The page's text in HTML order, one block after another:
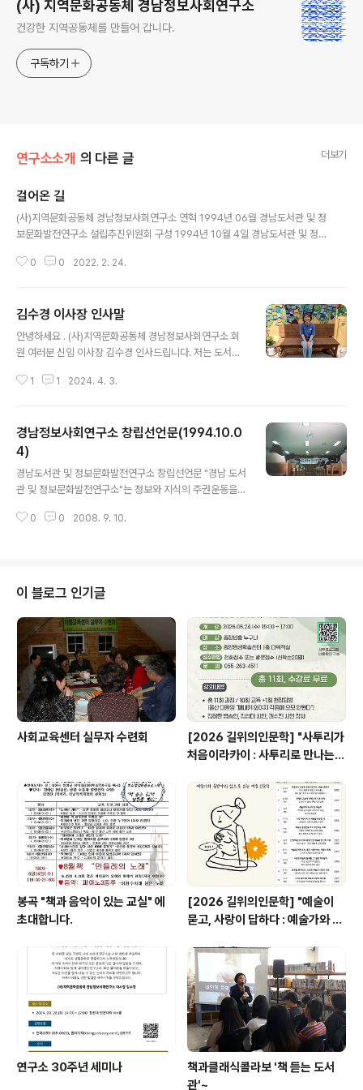
(사) 지역문화공동체 경남정보사회연구소
건강한 지역공동체를 만들어 갑니다.
구독하기
연구소소개 의 다른 글 더보기
걸어온 길
(사)지역문화공동체 경남정보사회연구소 연혁 1994년 06월 경남도서관 및 정
보문화발전연구소 설립추진위원회 구성 1994년 10월 4일 경남도서관 및 정보
회학과교수), 정영애이사(창원대 교육학과교수) 1995년 07월 초대이사장 : 차
서관과 마을도서관 상호협력을 위한 협약서 체결 1997년 07월 용지동민의 집
으로 사무국이전(창원시가 사무실 제공) 1997년 09월 11일 경남정보사회연구
소 이사장 독서문화상 대통령상 수상 1998년 05월 차정인 이사장 사퇴 19..
0 0 2022. 2. 24.
김수경 이사장 인사말
안녕하세요 . (사)지역문화공동체 경남정보사회연구소 회
원 여러분 신임 이사장 김수경 인사드립니다. 저는 도서관
와 대중의 지식화'를 위해 "경남 도서관 및 정보문화발전연
구소와 인연을 맺게 되었습니다. 도서관은 모든 주제, 다양
한 사람들의 삶의 무늬가 기록된 것을 담을 수 있는 그릇입
니다. 누가 어떻게 무엇을 담느냐에 따라 그 모양과 향기가
제각각일 것입니다. 이런 도서관에 관한 공부를 하던 저로
서는 창원에서 새로운 모델로 민관이 협력해서 마을마다
도서관을 만들고, 거기에 주체적으로 사람들이 모이고 더
1 1 2024. 4. 3.
경남정보사회연구소 창립선언문(1994.10.0
4)
경남도서관 및 정보문화발전연구소 창립선언문 "경남 도서
관 및 정보문화발전연구소"는 정보와 지식의 주권운동을
원할 때 우리는 그 자리에 같이 서서 함께 문제를 해결하려
목적의 종속을 피하고 '정보와 지식의 자치' '정보와 지식의
자립'을 선언한다. 400만 경남도민은 더 이상 도서관, 사
서, 장서의 수, 법제도의 미비점을 방관만 할 수 없다. 더 중
요한 것은 주민의 참여가 없이 경상남도의 도서관 문제가
해결되리라고 기대하지도 않는다. 우리가 나서지 않는데
누가 해결해 준다는 말인가? ..
0 0 2008. 9. 10.
이 블로그 인기글
사회교육센터 실무자 수련회
[2026 길위의인문학] "사투리가
처음이라카이 : 사투리로 만나는
봉곡 "책과 음악이 있는 교실" 에
초대합니다.
[2026 길위의인문학] "예술이
묻고, 사랑이 답하다 : 예술가와 동
연구소 30주년 세미나
책과클래식콜라보 '책 듣는 도서
관'~